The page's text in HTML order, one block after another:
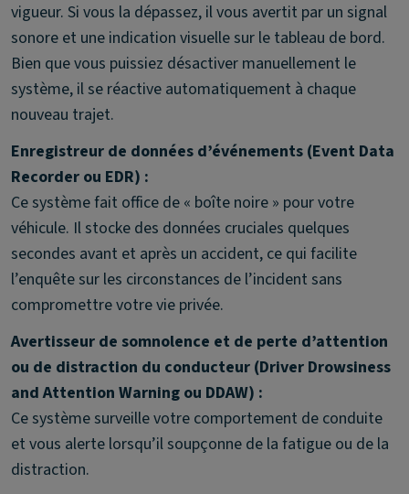
vigueur. Si vous la dépassez, il vous avertit par un signal
sonore et une indication visuelle sur le tableau de bord.
Bien que vous puissiez désactiver manuellement le
système, il se réactive automatiquement à chaque
nouveau trajet.
Enregistreur de données d’événements (Event Data
Recorder ou EDR) :
Ce système fait office de « boîte noire » pour votre
véhicule. Il stocke des données cruciales quelques
secondes avant et après un accident, ce qui facilite
l’enquête sur les circonstances de l’incident sans
compromettre votre vie privée.
Avertisseur de somnolence et de perte d’attention
ou de distraction du conducteur (Driver Drowsiness
and Attention Warning ou DDAW) :
Ce système surveille votre comportement de conduite
et vous alerte lorsqu’il soupçonne de la fatigue ou de la
distraction.